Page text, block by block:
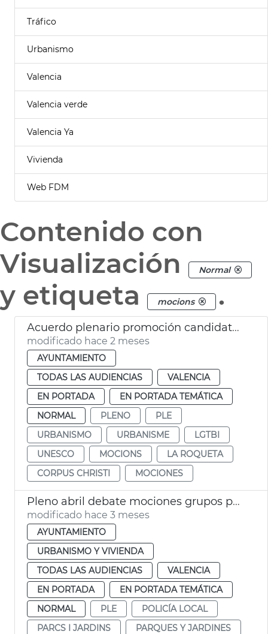
Tráfico
Urbanismo
Valencia
Valencia verde
Valencia Ya
Vivienda
Web FDM
Contenido con
Visualización
Normal
y etiqueta mocions .
Acuerdo plenario promoción candidatura Corpus Patrimonio Cultural Unesco
modificado hace 2 meses
AYUNTAMIENTO
TODAS LAS AUDIENCIAS
VALENCIA
EN PORTADA
EN PORTADA TEMÁTICA
NORMAL
PLENO
PLE
URBANISMO
URBANISME
LGTBI
UNESCO
MOCIONS
LA ROQUETA
CORPUS CHRISTI
MOCIONES
Pleno abril debate mociones grupos políticos
modificado hace 3 meses
AYUNTAMIENTO
URBANISMO Y VIVIENDA
TODAS LAS AUDIENCIAS
VALENCIA
EN PORTADA
EN PORTADA TEMÁTICA
NORMAL
PLE
POLICÍA LOCAL
PARCS I JARDINS
PARQUES Y JARDINES